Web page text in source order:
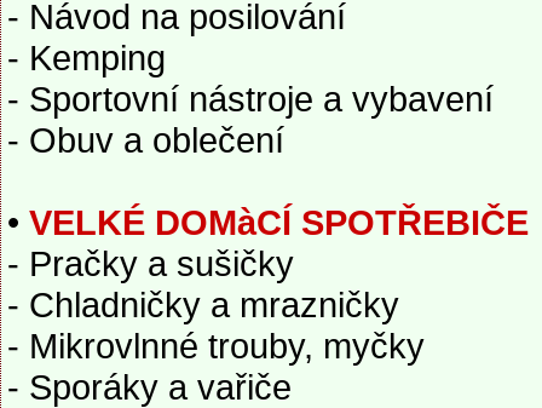
- Návod na posilování
- Kemping
- Sportovní nástroje a vybavení
- Obuv a oblečení
• VELKÉ DOMàCÍ SPOTŘEBIČE
- Pračky a sušičky
- Chladničky a mrazničky
- Mikrovlnné trouby, myčky
- Sporáky a vařiče